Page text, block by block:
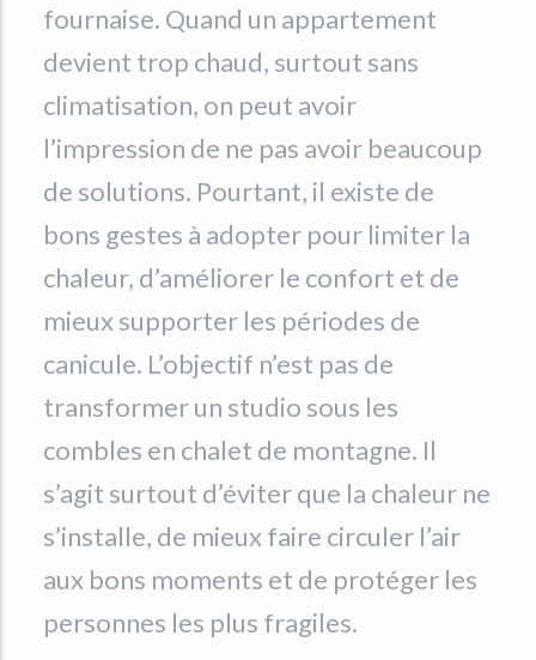
fournaise. Quand un appartement
devient trop chaud, surtout sans
climatisation, on peut avoir
l’impression de ne pas avoir beaucoup
de solutions. Pourtant, il existe de
bons gestes à adopter pour limiter la
chaleur, d’améliorer le confort et de
mieux supporter les périodes de
canicule. L’objectif n’est pas de
transformer un studio sous les
combles en chalet de montagne. Il
s’agit surtout d’éviter que la chaleur ne
s’installe, de mieux faire circuler l’air
aux bons moments et de protéger les
personnes les plus fragiles.